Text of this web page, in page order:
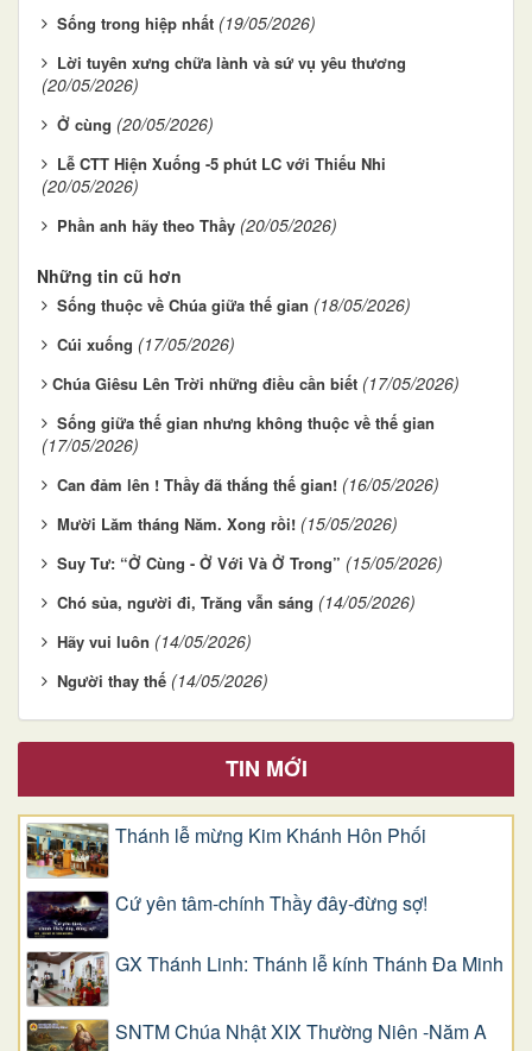
Sống trong hiệp nhất (19/05/2026)
Lời tuyên xưng chữa lành và sứ vụ yêu thương
(20/05/2026)
Ở cùng (20/05/2026)
Lễ CTT Hiện Xuống -5 phút LC với Thiếu Nhi
(20/05/2026)
Phần anh hãy theo Thầy (20/05/2026)
Những tin cũ hơn
Sống thuộc về Chúa giữa thế gian (18/05/2026)
Cúi xuống (17/05/2026)
​​​​​​​Chúa Giêsu Lên Trời những điều cần biết (17/05/2026)
Sống giữa thế gian nhưng không thuộc về thế gian
(17/05/2026)
Can đảm lên ! Thầy đã thắng thế gian! (16/05/2026)
Mười Lăm tháng Năm. Xong rồi! (15/05/2026)
Suy Tư: “Ở Cùng - Ở Với Và Ở Trong” (15/05/2026)
Chó sủa, người đi, Trăng vẫn sáng (14/05/2026)
Hãy vui luôn (14/05/2026)
Người thay thế (14/05/2026)
TIN MỚI
Thánh lễ mừng Kim Khánh Hôn Phối
Cứ yên tâm-chính Thầy đây-đừng sợ!
GX Thánh Linh: Thánh lễ kính Thánh Đa Minh
SNTM Chúa Nhật XIX Thường Niên -Năm A